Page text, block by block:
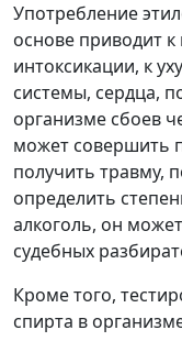
Употребление
основе приводит
интоксикации, к
системы, сердца,
организме сбоев
может совершить
получить травму,
определить
алкоголь, он
судебных
Кроме того,
спирта в